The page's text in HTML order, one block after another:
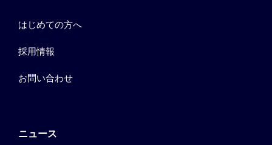
はじめての方へ
採用情報
お問い合わせ
ニュース